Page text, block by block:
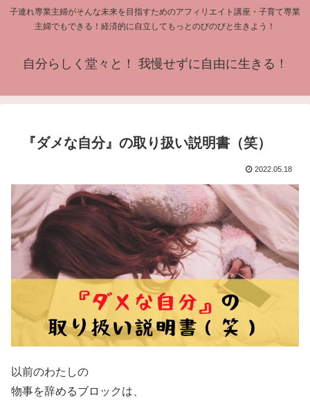
子連れ専業主婦がそんな未来を目指すためのアフィリエイト講座・子育て専業
主婦でもできる！経済的に自立してもっとのびのびと生きよう！
自分らしく堂々と！ 我慢せずに自由に生きる！
『ダメな自分』の取り扱い説明書（笑）
2022.05.18
以前のわたしの
物事を辞めるブロックは、